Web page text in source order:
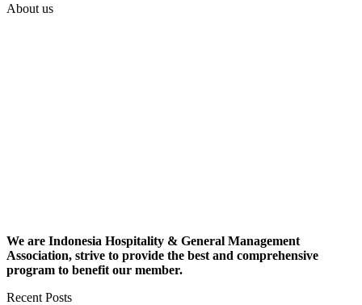
About us
We are Indonesia Hospitality & General Management
Association, strive to provide the best and comprehensive
program to benefit our member.
Recent Posts